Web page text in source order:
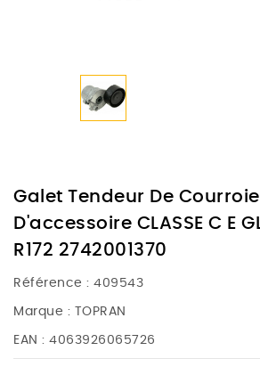
Galet Tendeur De Courroie
D'accessoire CLASSE C E
R172 2742001370
Référence : 409543
Marque : TOPRAN
EAN : 4063926065726